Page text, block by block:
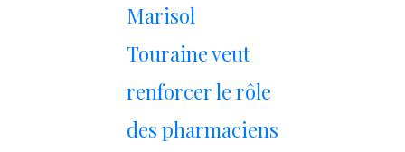
Marisol
Touraine veut
renforcer le rôle
des pharmaciens